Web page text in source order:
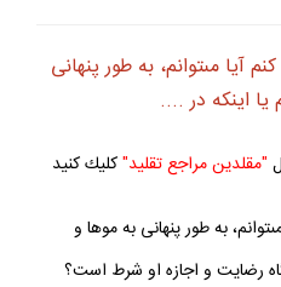
آيا مى‏توانم، به طور پنهانى
يا اينكه در ....
"مقلدين مراجع تقليد"كليك كنيد
به طور پنهانى به موها و
رضايت و اجازه او شرط است؟